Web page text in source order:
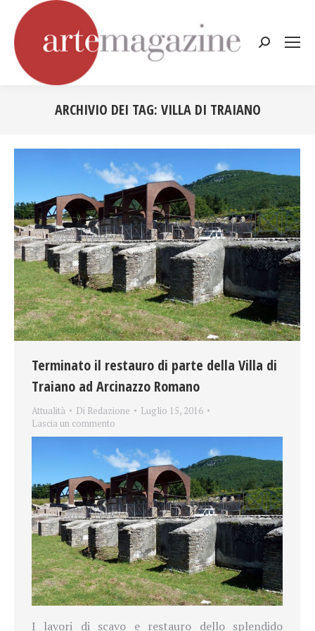
Cerca:
ARCHIVIO DEI TAG: VILLA DI TRAIANO
Terminato il restauro di parte della Villa di
Traiano ad Arcinazzo Romano
Attualità Di Redazione
Luglio 15, 2016
Lascia un commento
I lavori di scavo e restauro dello splendido